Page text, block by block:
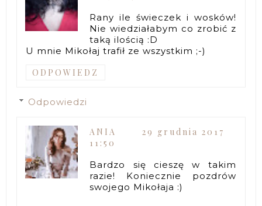
Rany ile świeczek i wosków!
Nie wiedziałabym co zrobić z
taką ilością :D
U mnie Mikołaj trafił ze wszystkim ;-)
ODPOWIEDZ
Odpowiedzi
ANIA
29 grudnia 2017
11:50
Bardzo się cieszę w takim
razie! Koniecznie pozdrów
swojego Mikołaja :)